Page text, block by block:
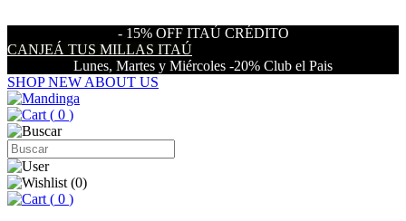
- 15% OFF ITAÚ CRÉDITO
CANJEÁ TUS MILLAS ITAÚ
Lunes, Martes y Miércoles -20% Club el Pais
SHOP NEW ABOUT US
( 0 )
(0)
( 0 )